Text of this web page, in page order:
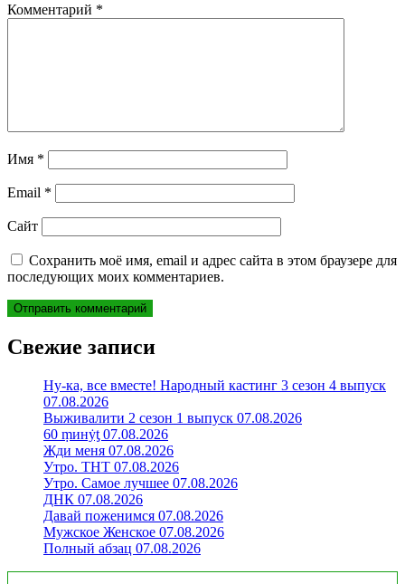
Комментарий *
Имя *
Email *
Сайт
Сохранить моё имя, email и адрес сайта в этом браузере для
последующих моих комментариев.
Свежие записи
Ну-ка, все вместе! Народный кастинг 3 сезон 4 выпуск
07.08.2026
Выживалити 2 сезон 1 выпуск 07.08.2026
60 ṃинẏƫ 07.08.2026
Жди меня 07.08.2026
Утро. ТНТ 07.08.2026
Утро. Самое лучшее 07.08.2026
ДНК 07.08.2026
Давай поженимся 07.08.2026
Мужское Женское 07.08.2026
Полный абзац 07.08.2026